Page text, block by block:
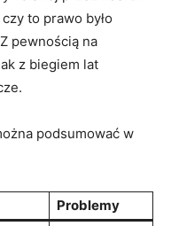
to prawo było
pewnością na
‍z biegiem lat‍
podsumować w
Problemy